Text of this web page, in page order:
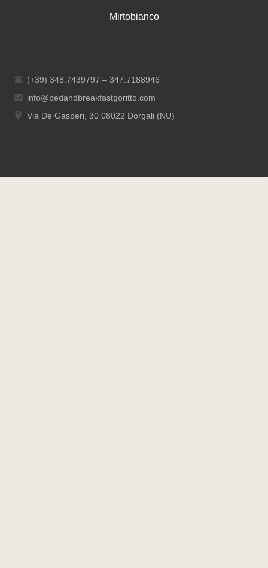
Mirtobianco
(+39) 348.7439797 – 347.7188946
info@bedandbreakfastgoritto.com
Via De Gasperi, 30 08022 Dorgali (NU)